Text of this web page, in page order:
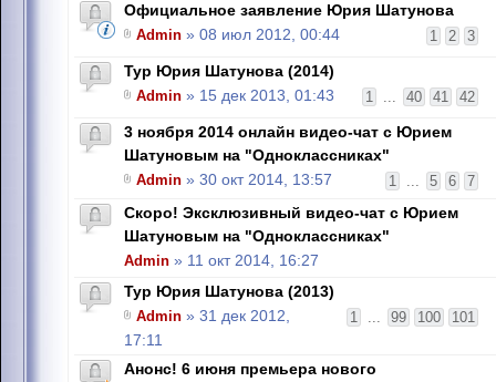
Официальное заявление Юрия Шатунова
1 2 3
Admin » 08 июл 2012, 00:44
Тур Юрия Шатунова (2014)
1 ... 40 41 42
Admin » 15 дек 2013, 01:43
3 ноября 2014 онлайн видео-чат с Юрием
Шатуновым на "Одноклассниках"
1 ... 5 6 7
Admin » 30 окт 2014, 13:57
Скоро! Эксклюзивный видео-чат с Юрием
Шатуновым на "Одноклассниках"
Admin » 11 окт 2014, 16:27
Тур Юрия Шатунова (2013)
1 ... 99 100 101
Admin » 31 дек 2012,
17:11
Анонс! 6 июня премьера нового